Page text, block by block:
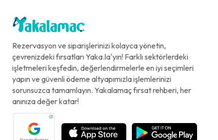
Rezervasyon ve siparişlerinizi kolayca yönetin,
çevrenizdeki fırsatları Yaka.la'yın! Farklı sektörlerdeki
işletmeleri keşfedin, değerlendirmelerle en iyi seçimleri
yapın ve güvenli ödeme altyapımızla işlemlerinizi
sorunsuzca tamamlayın. Yakalamaç fırsat rehberi, her
anınıza değer katar!